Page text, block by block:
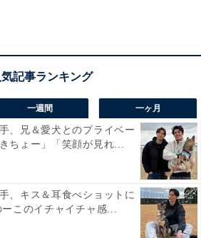
一週間 一ヶ月
、兄＆愛犬とのプライベー
ちょー」「笑顔が見れ...
、キス＆耳食べショットに
このイチャイチャ感...